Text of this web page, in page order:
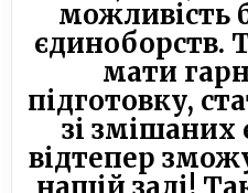
можливість
єдиноборств.
мати
підготовку,
зі змішаних
відтепер